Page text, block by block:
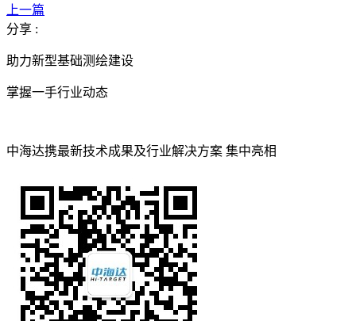
上一篇
分享 :
助力新型基础测绘建设
掌握一手行业动态
中海达携最新技术成果及行业解决方案 集中亮相